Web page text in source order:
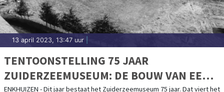
13 april 2023, 13:47 uur
TENTOONSTELLING 75 JAAR
ZUIDERZEEMUSEUM: DE BOUW VAN EEN
ENKHUIZEN - Dit jaar bestaat het Zuiderzeemuseum 75 jaar. Dat viert het